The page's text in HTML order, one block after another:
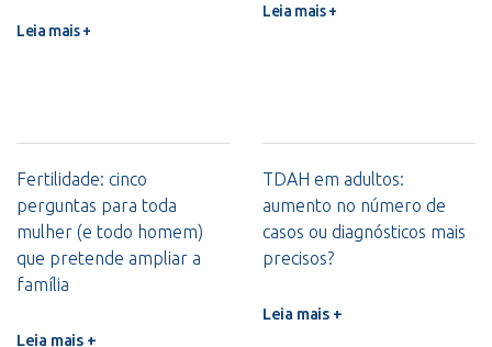
Leia mais +
Leia mais +
Fertilidade: cinco
perguntas para toda
mulher (e todo homem)
que pretende ampliar a
família
Leia mais +
TDAH em adultos:
aumento no número de
casos ou diagnósticos mais
precisos?
Leia mais +